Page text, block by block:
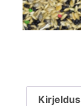
Kirjeldus